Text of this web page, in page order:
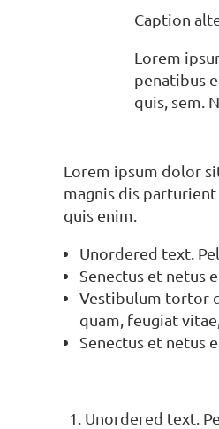
Caption
Lorem
penatibus
quis, sem.
Lorem ipsum dolor
magnis dis parturient
quis enim.
Unordered text.
Senectus et netus
Vestibulum tortor
quam, feugiat
Senectus et netus
Unordered text.